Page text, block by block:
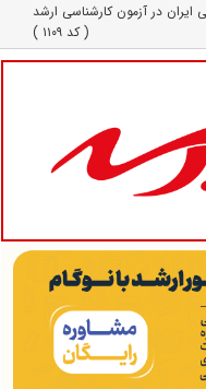
در آزمون کارشناسی ارشد
( کد ۱۱۰۹ )